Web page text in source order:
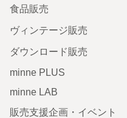
食品販売
ヴィンテージ販売
ダウンロード販売
minne PLUS
minne LAB
販売支援企画・イベント